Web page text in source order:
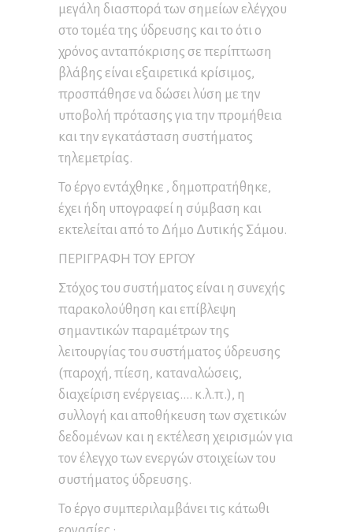
μεγάλη διασπορά των σημείων ελέγχου
στο τομέα της ύδρευσης και το ότι ο
χρόνος ανταπόκρισης σε περίπτωση
βλάβης είναι εξαιρετικά κρίσιμος,
προσπάθησε να δώσει λύση με την
υποβολή πρότασης για την προμήθεια
και την εγκατάσταση συστήματος
τηλεμετρίας.
Το έργο εντάχθηκε , δημοπρατήθηκε,
έχει ήδη υπογραφεί η σύμβαση και
εκτελείται από το Δήμο Δυτικής Σάμου.
ΠΕΡΙΓΡΑΦΗ ΤΟΥ ΕΡΓΟΥ
Στόχος του συστήματος είναι η συνεχής
παρακολούθηση και επίβλεψη
σημαντικών παραμέτρων της
λειτουργίας του συστήματος ύδρευσης
(παροχή, πίεση, καταναλώσεις,
διαχείριση ενέργειας…. κ.λ.π.), η
συλλογή και αποθήκευση των σχετικών
δεδομένων και η εκτέλεση χειρισμών για
τον έλεγχο των ενεργών στοιχείων του
συστήματος ύδρευσης.
Το έργο συμπεριλαμβάνει τις κάτωθι